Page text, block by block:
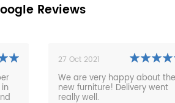
Reviews
26 Apr 2021
The furniture is an absolute
dream. The processing from
the order to the delivery was